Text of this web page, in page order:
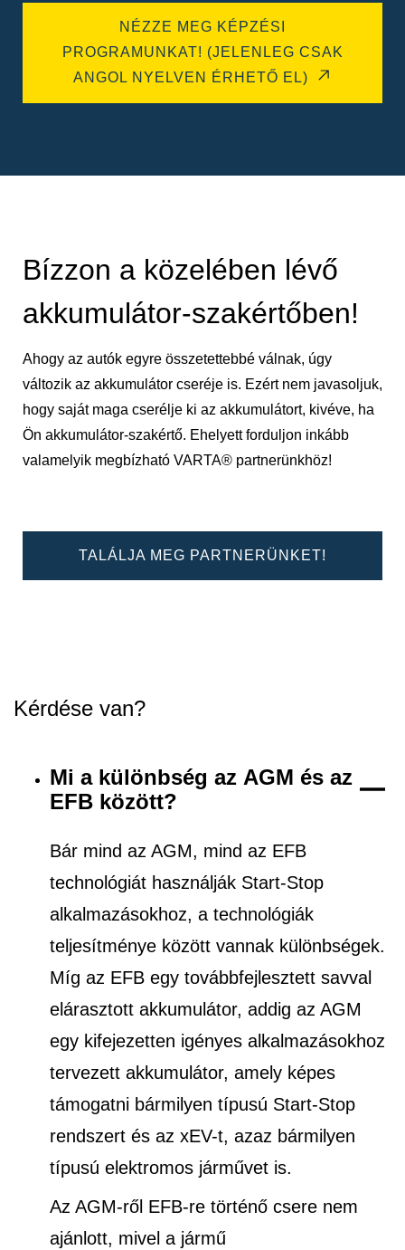
NÉZZE MEG KÉPZÉSI
PROGRAMUNKAT! (JELENLEG CSAK
ANGOL NYELVEN ÉRHETŐ EL)
Bízzon a közelében lévő
akkumulátor-szakértőben!
Ahogy az autók egyre összetettebbé válnak, úgy
változik az akkumulátor cseréje is. Ezért nem javasoljuk,
hogy saját maga cserélje ki az akkumulátort, kivéve, ha
Ön akkumulátor-szakértő. Ehelyett forduljon inkább
valamelyik megbízható VARTA® partnerünkhöz!
TALÁLJA MEG PARTNERÜNKET!
Kérdése van?
Mi a különbség az AGM és az
EFB között?
Bár mind az AGM, mind az EFB
technológiát használják Start-Stop
alkalmazásokhoz, a technológiák
teljesítménye között vannak különbségek.
Míg az EFB egy továbbfejlesztett savval
elárasztott akkumulátor, addig az AGM
egy kifejezetten igényes alkalmazásokhoz
tervezett akkumulátor, amely képes
támogatni bármilyen típusú Start-Stop
rendszert és az xEV-t, azaz bármilyen
típusú elektromos járművet is.
Az AGM-ről EFB-re történő csere nem
ajánlott, mivel a jármű